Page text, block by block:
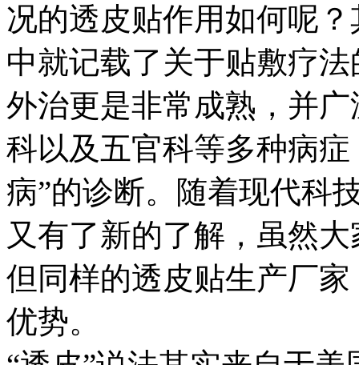
况的透皮贴作用如何呢
中就记载了关于贴敷疗
外治更是非常成熟，并
科以及五官科等多种病
病”的诊断。随着现代科
又有了新的了解，虽然
但同样的透皮贴生产厂
优势。